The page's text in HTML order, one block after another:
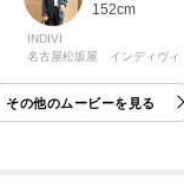
152cm
INDIVI
名古屋松坂屋 インディヴィ
その他のムービーを見る